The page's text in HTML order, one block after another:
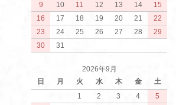
9
10 11 12 13 14
15
16
17 18 19 20 21
22
23
24 25 26 27 28
29
30
31
2026年9月
日
月 火 水 木 金
土
1
2 3 4
5